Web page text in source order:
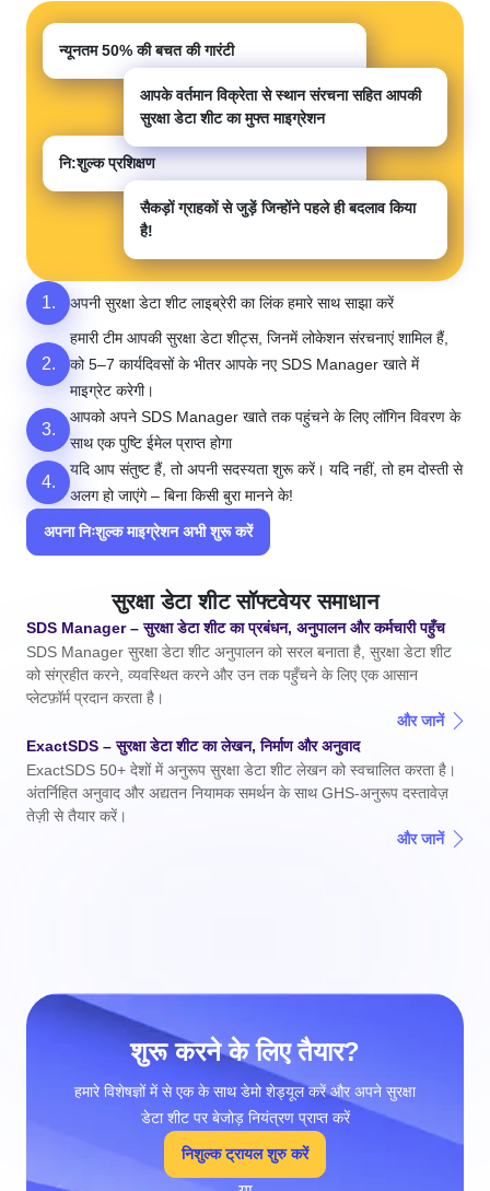
न्यूनतम50%की बचत की गारंटी
आपके वर्तमान विक्रेता से स्थान संरचना सहित आपकी
सुरक्षा डेटा शीट का मुफ्त माइग्रेशन
नि:शुल्क प्रशिक्षण
सैकड़ों ग्राहकों से जुड़ें जिन्होंने पहले ही बदलाव किया
है!
1. अपनी सुरक्षा डेटा शीट लाइब्रेरी का लिंक हमारे साथ साझा करें
2.
हमारी टीम आपकी सुरक्षा डेटा शीट्स, जिनमें लोकेशन संरचनाएं शामिल हैं,
को 5–7 कार्यदिवसों के भीतर आपके नए SDS Manager खाते में
माइग्रेट करेगी।
3.
आपको अपने SDS Manager खाते तक पहुंचने के लिए लॉगिन विवरण के
साथ एक पुष्टि ईमेल प्राप्त होगा
4.
यदि आप संतुष्ट हैं, तो अपनी सदस्यता शुरू करें। यदि नहीं, तो हम दोस्ती से
अलग हो जाएंगे – बिना किसी बुरा मानने के!
अपना निःशुल्क माइग्रेशन अभी शुरू करें
सुरक्षा डेटा शीट सॉफ्टवेयर समाधान
SDS Manager – सुरक्षा डेटा शीट काप्रबंधन, अनुपालन और कर्मचारी पहुँच
SDS Manager सुरक्षा डेटा शीट अनुपालन को सरल बनाता है, सुरक्षा डेटा शीट
को संग्रहीत करने, व्यवस्थित करने और उन तक पहुँचने के लिए एक आसान
प्लेटफ़ॉर्म प्रदान करता है।
और जानें
ExactSDS – सुरक्षा डेटा शीट कालेखन, निर्माण और अनुवाद
ExactSDS 50+ देशों में अनुरूप सुरक्षा डेटा शीट लेखन को स्वचालित करता है।
अंतर्निहित अनुवाद और अद्यतन नियामक समर्थन के साथ GHS-अनुरूप दस्तावेज़
तेज़ी से तैयार करें।
और जानें
शुरू करने के लिए तैयार?
हमारे विशेषज्ञों में से एक के साथ डेमो शेड्यूल करें और अपने सुरक्षा
डेटा शीट पर बेजोड़ नियंत्रण प्राप्त करें
निशुल्क ट्रायल शुरु करें